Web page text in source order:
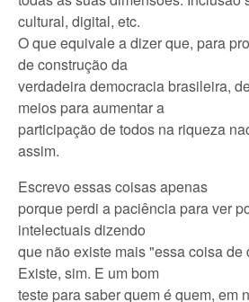
cultural, digital, etc.
O que equivale a dizer que, para
de construção da
verdadeira democracia brasileira,
meios para aumentar a
participação de todos na riqueza
assim.
Escrevo essas coisas apenas
porque perdi a paciência para ver
intelectuais dizendo
que não existe mais "essa coisa de
Existe, sim. E um bom
teste para saber quem é quem, em